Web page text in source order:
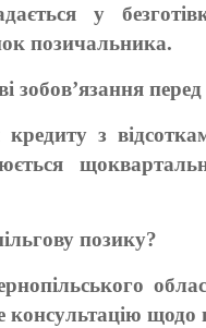
у
позичальника.
зобов’язання
з
позику?
консультацію